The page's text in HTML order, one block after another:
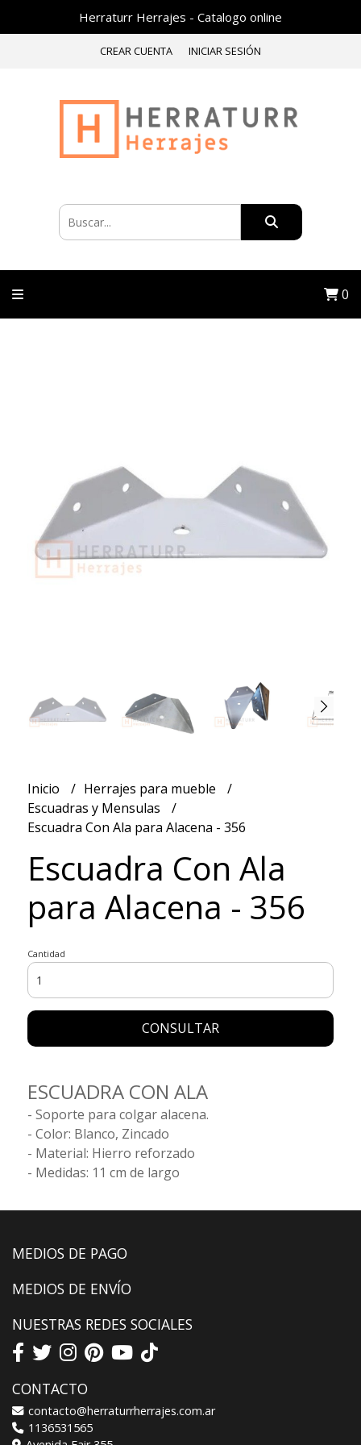
Herraturr Herrajes - Catalogo online
CREAR CUENTA INICIAR SESIÓN
0
Inicio
Herrajes para mueble
Escuadras y Mensulas
Escuadra Con Ala para Alacena - 356
Escuadra Con Ala
para Alacena - 356
Cantidad
CONSULTAR
ESCUADRA CON ALA
- Soporte para colgar alacena.
- Color: Blanco, Zincado
- Material: Hierro reforzado
- Medidas: 11 cm de largo
MEDIOS DE PAGO
MEDIOS DE ENVÍO
NUESTRAS REDES SOCIALES
CONTACTO
contacto@herraturrherrajes.com.ar
1136531565